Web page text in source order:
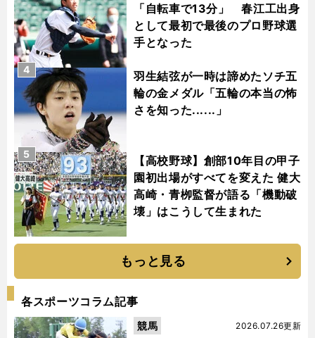
「自転車で13分」 春江工出身
として最初で最後のプロ野球選
手となった
羽生結弦が一時は諦めたソチ五
輪の金メダル「五輪の本当の怖
さを知った......」
4
【高校野球】創部10年目の甲子
園初出場がすべてを変えた 健大
高崎・青栁監督が語る「機動破
壊」はこうして生まれた
5
もっと見る
各スポーツコラム記事
2026.07.26更新
競馬